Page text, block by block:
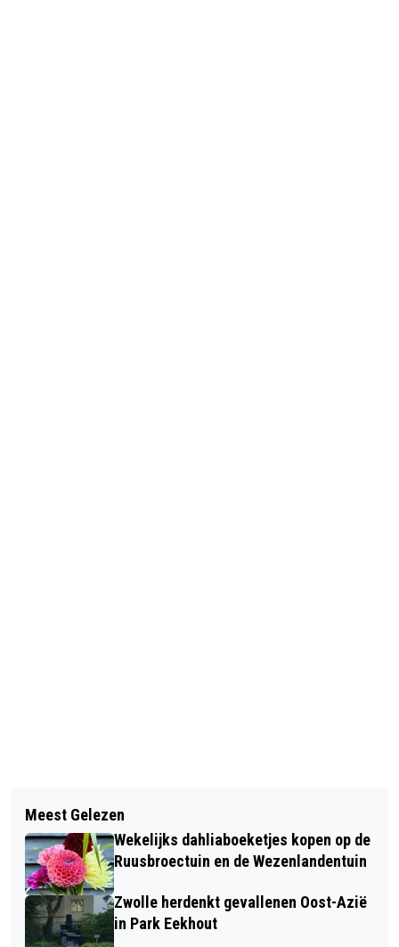
ZWOLLE WIL MET STREET ART EEN
HIPPE STAD WORDEN
HANZEKWARTIER WORDT
BROEDPLAATS VOOR TALENT
Meest Gelezen
Wekelijks dahliaboeketjes kopen op de
Ruusbroectuin en de Wezenlandentuin
Zwolle herdenkt gevallenen Oost-Azië
in Park Eekhout